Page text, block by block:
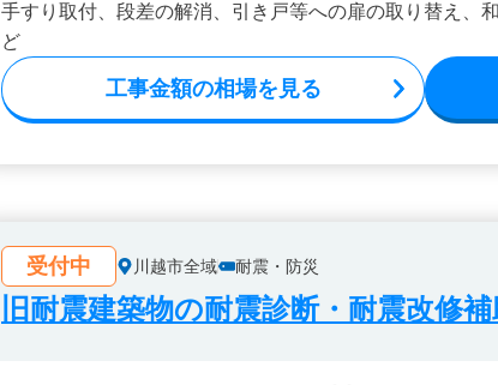
手すり取付、段差の解消、引き戸等への扉の取り替え、
ど
工事金額の相場を見る
受付中 川越市全域 耐震・防災
旧耐震建築物の耐震診断・耐震改修